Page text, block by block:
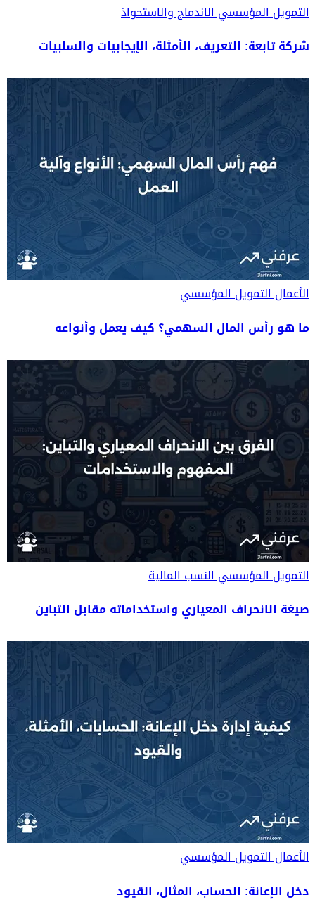
التمويل المؤسسيالاندماج والاستحواذ
شركة تابعة: التعريف، الأمثلة، الإيجابيات والسلبيات
الأعمالالتمويل المؤسسي
ما هو رأس المال السهمي؟ كيف يعمل وأنواعه
التمويل المؤسسيالنسب المالية
صيغة الانحراف المعياري واستخداماته مقابل التباين
الأعمالالتمويل المؤسسي
دخل الإعانة: الحساب، المثال، القيود